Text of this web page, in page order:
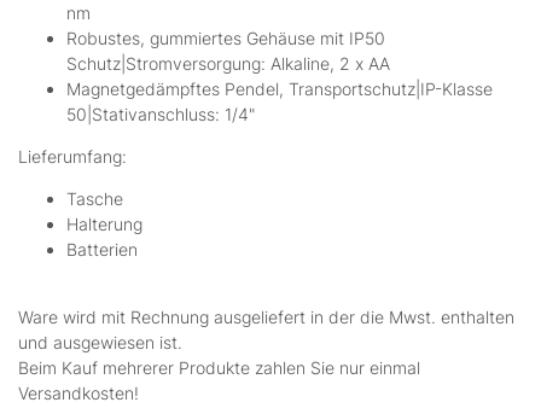
nm
Robustes, gummiertes Gehäuse mit IP50
Schutz|Stromversorgung: Alkaline, 2 x AA
Magnetgedämpftes Pendel, Transportschutz|IP-Klasse
50|Stativanschluss: 1/4"
Lieferumfang:
Tasche
Halterung
Batterien
Ware wird mit Rechnung ausgeliefert in der die Mwst. enthalten
und ausgewiesen ist.
Beim Kauf mehrerer Produkte zahlen Sie nur einmal
Versandkosten!